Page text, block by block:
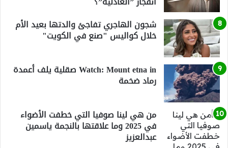
شجون الهاجري تفاجئ والدتها بعيد الأم
خلال كواليس "صنع في الكويت"
Watch: Mount etna in صقلية يلف أعمدة
رماد ضخمة
من هي لينا صوفيا التي خطفت الأضواء
في 2025 وما علاقتها بالنجمة ياسمين
عبدالعزيز